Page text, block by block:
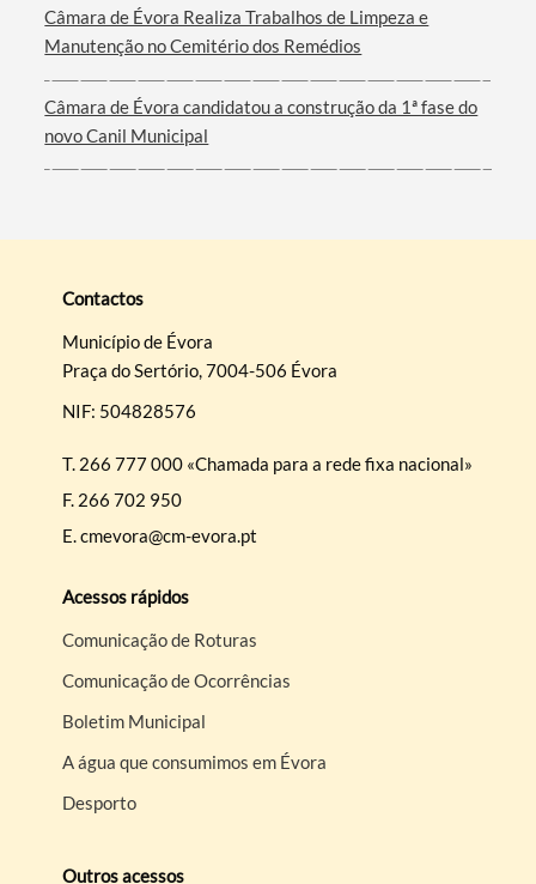
Câmara de Évora Realiza Trabalhos de Limpeza e
Manutenção no Cemitério dos Remédios
Câmara de Évora candidatou a construção da 1ª fase do
novo Canil Municipal
Contactos
Município de Évora
Praça do Sertório, 7004-506 Évora
NIF: 504828576
T. 266 777 000 «Chamada para a rede fixa nacional»
F. 266 702 950
E.cmevora@cm-evora.pt
Acessos rápidos
Comunicação de Roturas
Comunicação de Ocorrências
Boletim Municipal
A água que consumimos em Évora
Desporto
Outros acessos